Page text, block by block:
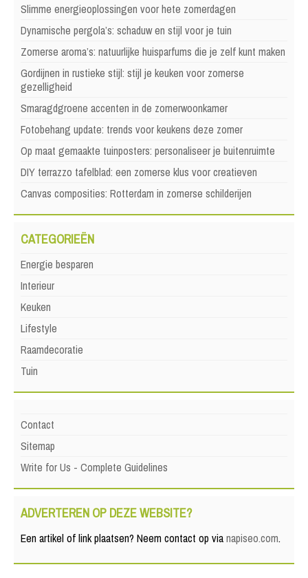
Slimme energieoplossingen voor hete zomerdagen
Dynamische pergola’s: schaduw en stijl voor je tuin
Zomerse aroma’s: natuurlijke huisparfums die je zelf kunt maken
Gordijnen in rustieke stijl: stijl je keuken voor zomerse
gezelligheid
Smaragdgroene accenten in de zomerwoonkamer
Fotobehang update: trends voor keukens deze zomer
Op maat gemaakte tuinposters: personaliseer je buitenruimte
DIY terrazzo tafelblad: een zomerse klus voor creatieven
Canvas composities: Rotterdam in zomerse schilderijen
CATEGORIEËN
Energie besparen
Interieur
Keuken
Lifestyle
Raamdecoratie
Tuin
Contact
Sitemap
Write for Us - Complete Guidelines
ADVERTEREN OP DEZE WEBSITE?
Een artikel of link plaatsen? Neem contact op vianapiseo.com.